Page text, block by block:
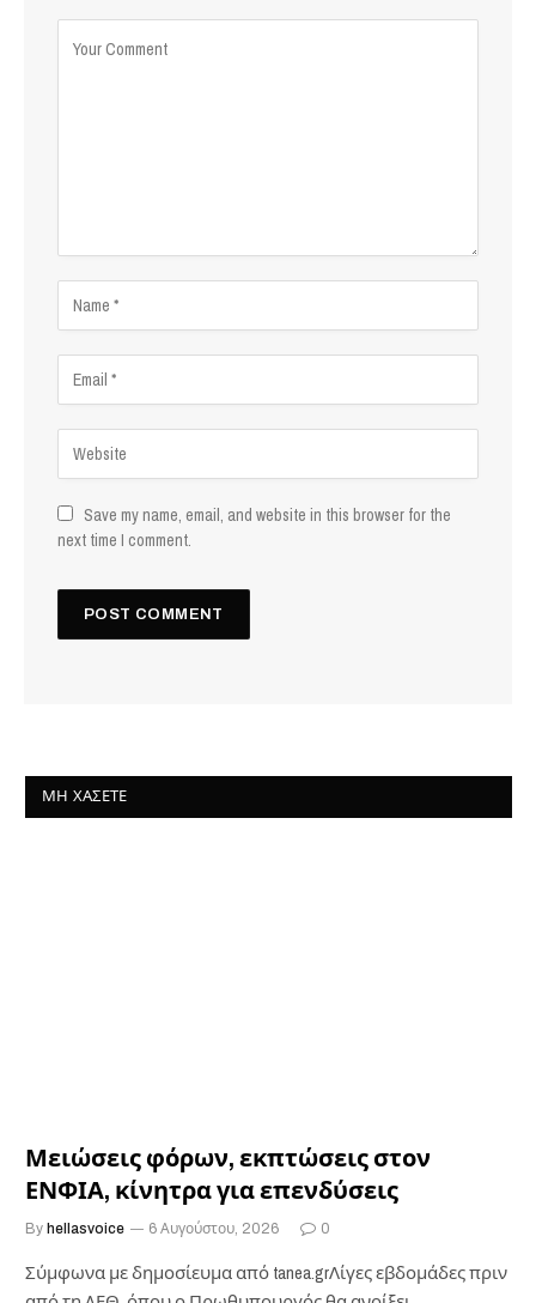
Save my name, email, and website in this browser for the
next time I comment.
ΜΗ ΧΆΣΕΤΕ
Μειώσεις φόρων, εκπτώσεις στον
ΕΝΦΙΑ, κίνητρα για επενδύσεις
By hellasvoice 6 Αυγούστου, 2026 0
Σύμφωνα με δημοσίευμα από tanea.grΛίγες εβδομάδες πριν